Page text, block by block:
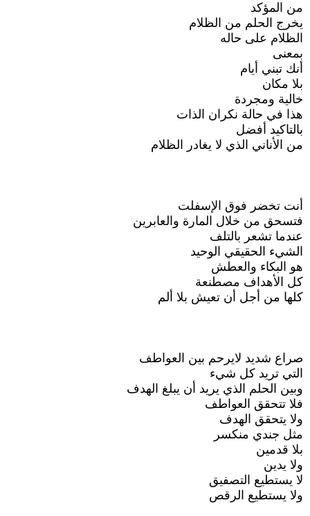
من المؤكد
يخرج الحلم من الظلام
الظلام على حاله
بمعنى
أنك تبني أيام
بلا مكان
خالية ومجردة
هذا في حالة نكران الذات
بالتاكيد أفضل
من الأناني الذي لا يغادر الظلام
أنت تخضر فوق الإسفلت
فتسحق من خلال المارة والعابرين
عندما تشعر بالتلف
الشيء الحقيقي الوحيد
هو البكاء والعطش
كل الأهداف مصطنعة
كلها من أجل أن تعيش بلا ألم
صراع شديد لايرحم بين العواطف
التي تريد كل شيء
وبين الحلم الذي يريد أن يبلغ الهدف
فلا تتحقق العواطف
ولا يتحقق الهدف
مثل جندي منكسر
بلا قدمين
ولا يدين
لا يستطيع التصفيق
ولا يستطيع الرقص